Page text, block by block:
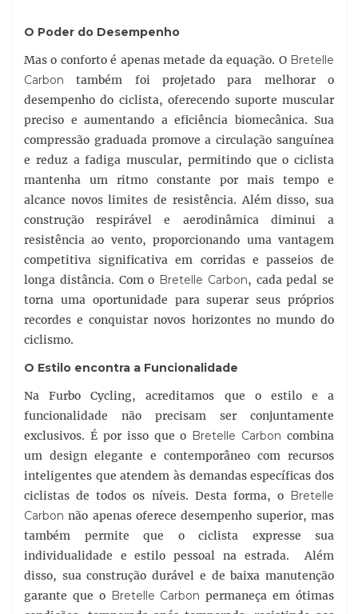
O Poder do Desempenho
Mas o conforto é apenas metade da equação. O Bretelle
Carbon também foi projetado para melhorar o
desempenho do ciclista, oferecendo suporte muscular
preciso e aumentando a eficiência biomecânica. Sua
compressão graduada promove a circulação sanguínea
e reduz a fadiga muscular, permitindo que o ciclista
mantenha um ritmo constante por mais tempo e
alcance novos limites de resistência. Além disso, sua
construção respirável e aerodinâmica diminui a
resistência ao vento, proporcionando uma vantagem
competitiva significativa em corridas e passeios de
longa distância. Com o Bretelle Carbon, cada pedal se
torna uma oportunidade para superar seus próprios
recordes e conquistar novos horizontes no mundo do
ciclismo.
O Estilo encontra a Funcionalidade
Na Furbo Cycling, acreditamos que o estilo e a
funcionalidade não precisam ser conjuntamente
exclusivos. É por isso que o Bretelle Carbon combina
um design elegante e contemporâneo com recursos
inteligentes que atendem às demandas específicas dos
ciclistas de todos os níveis. Desta forma, o
Bretelle
Carbon não apenas oferece desempenho superior, mas
também permite que o ciclista expresse sua
individualidade e estilo pessoal na estrada. Além
disso, sua construção durável e de baixa manutenção
garante que o Bretelle Carbon permaneça em ótimas